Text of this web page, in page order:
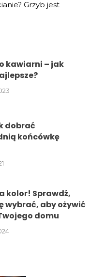
Grzyb jest
kawiarni – jak
dobrać
końcówkę
kolor! Sprawdź,
wybrać, aby ożywić
domu